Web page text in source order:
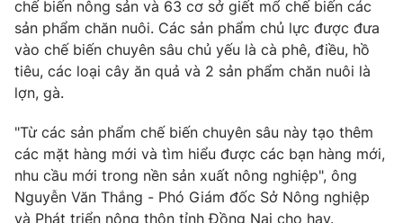
chế biến nông sản và 63 cơ sở giết mổ chế biến các
sản phẩm chăn nuôi. Các sản phẩm chủ lực được đưa
vào chế biến chuyên sâu chủ yếu là cà phê, điều, hồ
tiêu, các loại cây ăn quả và 2 sản phẩm chăn nuôi là
lợn, gà.
"Từ các sản phẩm chế biến chuyên sâu này tạo thêm
các mặt hàng mới và tìm hiểu được các bạn hàng mới,
nhu cầu mới trong nền sản xuất nông nghiệp", ông
Nguyễn Văn Thắng - Phó Giám đốc Sở Nông nghiệp
và Phát triển nông thôn tỉnh Đồng Nai cho hay.